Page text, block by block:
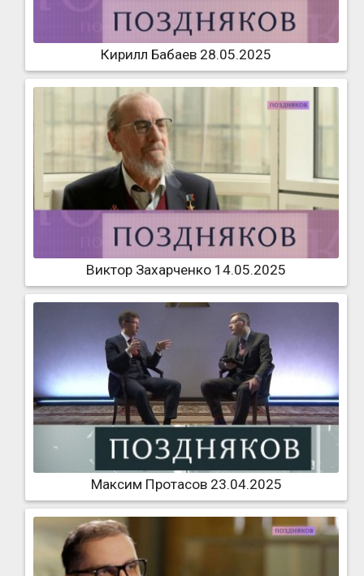
Кирилл Бабаев 28.05.2025
Виктор Захарченко 14.05.2025
Максим Протасов 23.04.2025